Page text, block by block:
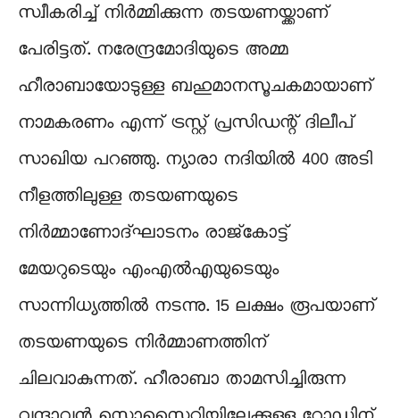
സ്വീകരിച്ച് നിർമ്മിക്കുന്ന തടയണയ്ക്കാണ്
പേരിട്ടത്. നരേന്ദ്രമോദിയുടെ അമ്മ
ഹീരാബായോടുള്ള ബഹുമാനസൂചകമായാണ്
നാമകരണം എന്ന് ട്രസ്റ്റ് പ്രസിഡന്റ് ദിലീപ്
സാഖിയ പറഞ്ഞു. ന്യാരാ നദിയിൽ 400 അടി
നീളത്തിലുള്ള തടയണയുടെ
നിർമ്മാണോദ്ഘാടനം രാജ്കോട്ട്
മേയറുടെയും എംഎൽഎയുടെയും
സാന്നിധ്യത്തിൽ നടന്നു. 15 ലക്ഷം രൂപയാണ്
തടയണയുടെ നിർമ്മാണത്തിന്
ചിലവാകുന്നത്. ഹീരാബാ താമസിച്ചിരുന്ന